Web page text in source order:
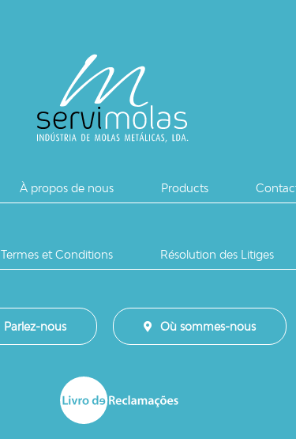
À propos de nous Products
Termes et Conditions Résolution des Litiges
Parlez-nous Où sommes-nous